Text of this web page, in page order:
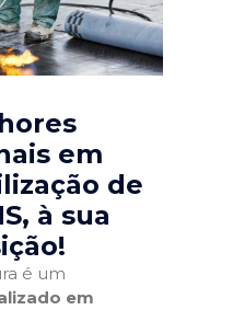
em
de
, à sua
é um
em